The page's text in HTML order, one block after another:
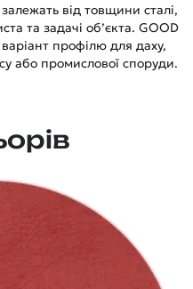
від товщини сталі,
та задачі об’єкта. GOOD
профілю для даху,
або промислової споруди.